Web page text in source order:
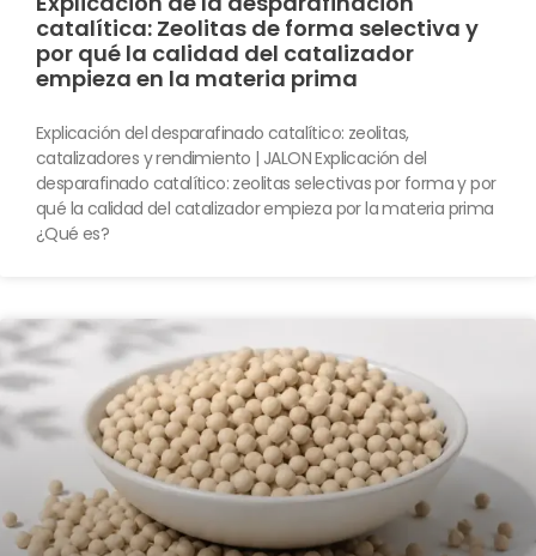
catalítica: Zeolitas de forma selectiva y
por qué la calidad del catalizador
empieza en la materia prima
Explicación del desparafinado catalítico: zeolitas,
catalizadores y rendimiento | JALON Explicación del
desparafinado catalítico: zeolitas selectivas por forma y por
qué la calidad del catalizador empieza por la materia prima
¿Qué es?